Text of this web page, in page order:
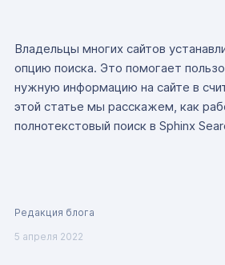
Владельцы многих сайтов
опцию поиска. Это помогает
нужную информацию на сайте в
этой статье мы расскажем, как
полнотекстовый поиск в Sphinx
Редакция блога
5 апреля 2022